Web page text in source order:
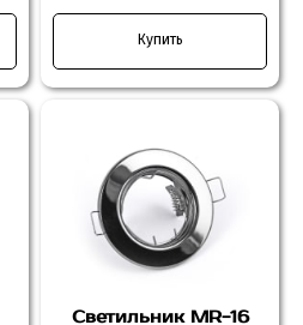
Купить
Светильник MR-16